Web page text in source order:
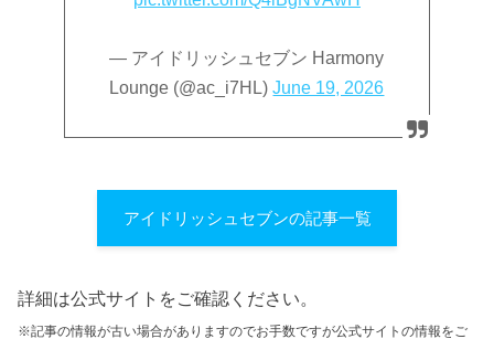
— アイドリッシュセブン Harmony
Lounge (@ac_i7HL)June 19, 2026
アイドリッシュセブンの記事一覧
詳細は公式サイトをご確認ください。
※記事の情報が古い場合がありますのでお手数ですが公式サイトの情報をご